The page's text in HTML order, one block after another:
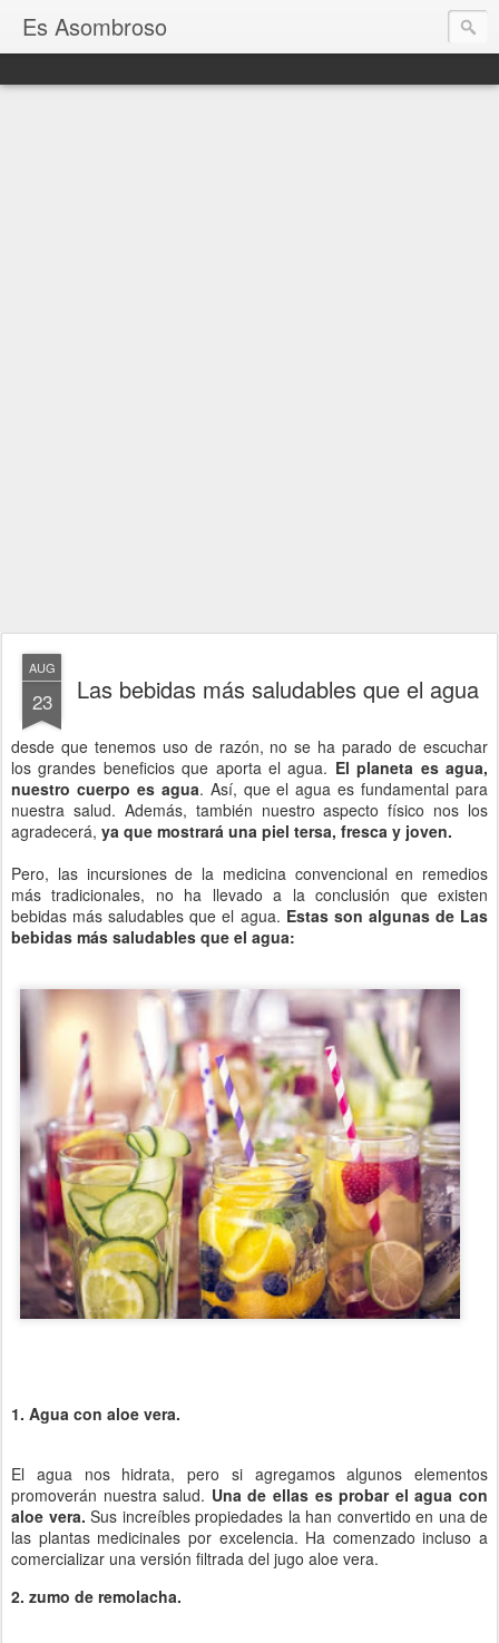
Es Asombroso
AUG
23 Las bebidas más saludables que el agua
desde que tenemos uso de razón, no se ha parado de escuchar
los grandes beneficios que aporta el agua. El planeta es agua,
nuestro cuerpo es agua. Así, que el agua es fundamental para
nuestra salud. Además, también nuestro aspecto físico nos los
agradecerá, ya que mostrará una piel tersa, fresca y joven.
Pero, las incursiones de la medicina convencional en remedios
más tradicionales, no ha llevado a la conclusión que existen
bebidas más saludables que el agua. Estas son algunas de Las
bebidas más saludables que el agua:
1. Agua con aloe vera.
El agua nos hidrata, pero si agregamos algunos elementos
promoverán nuestra salud. Una de ellas es probar el agua con
aloe vera. Sus increíbles propiedades la han convertido en una de
las plantas medicinales por excelencia. Ha comenzado incluso a
comercializar una versión filtrada del jugo aloe vera.
2. zumo de remolacha.